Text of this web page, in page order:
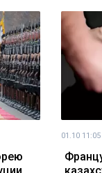
01.10 11:05